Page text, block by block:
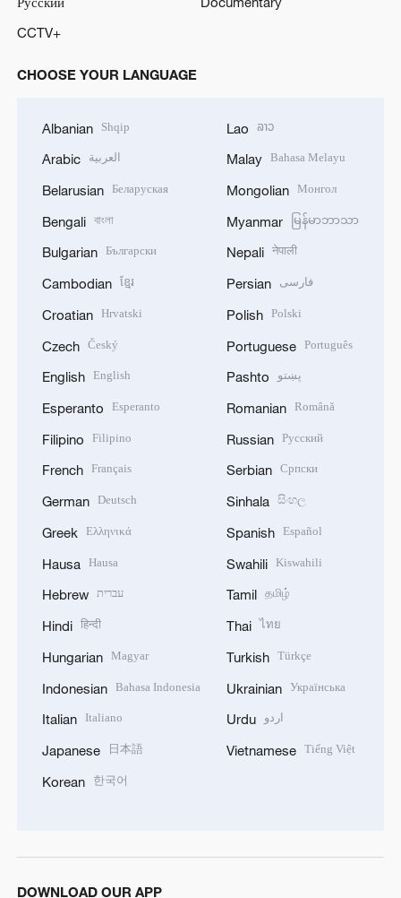
CCTV+
CHOOSE YOUR LANGUAGE
Albanian Shqip
Arabic العربية
Belarusian Беларуская
Bengali বাংলা
Bulgarian Български
Cambodian ខ្មែរ
Croatian Hrvatski
Czech Český
English English
Esperanto Esperanto
Filipino Filipino
French Français
German Deutsch
Greek Ελληνικά
Hausa Hausa
Hebrew עברית
Hindi हिन्दी
Hungarian Magyar
Indonesian Bahasa Indonesia
Italian Italiano
Japanese 日本語
Korean 한국어
Lao ລາວ
Malay Bahasa Melayu
Mongolian Монгол
Myanmar မြန်မာဘာသာ
Nepali नेपाली
Persian فارسی
Polish Polski
Portuguese Português
Pashto پښتو
Romanian Română
Russian Русский
Serbian Српски
Sinhala සිංහල
Spanish Español
Swahili Kiswahili
Tamil தமிழ்
Thai ไทย
Turkish Türkçe
Ukrainian Українська
Urdu اردو
Vietnamese Tiếng Việt
DOWNLOAD OUR APP